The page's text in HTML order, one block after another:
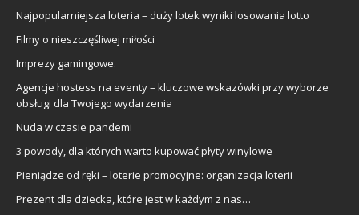
Najpopularniejsza loteria – duży lotek wyniki losowania lotto
Filmy o nieszczęśliwej miłości
Imprezy gamingowe.
Agencje hostess na eventy – kluczowe wskazówki przy wyborze
obsługi dla Twojego wydarzenia
Nuda w czasie pandemi
3 powody, dla których warto kupować płyty winylowe
Pieniądze od ręki – loterie promocyjne: organizacja loterii
Prezent dla dziecka, które jest w każdym z nas…